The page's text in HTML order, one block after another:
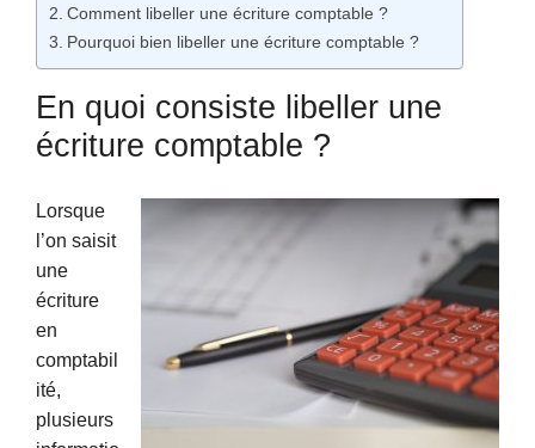
Comment libeller une écriture comptable ?
Pourquoi bien libeller une écriture comptable ?
En quoi consiste libeller une
écriture comptable ?
Lorsque
l’on saisit
une
écriture
en
comptabil
ité,
plusieurs